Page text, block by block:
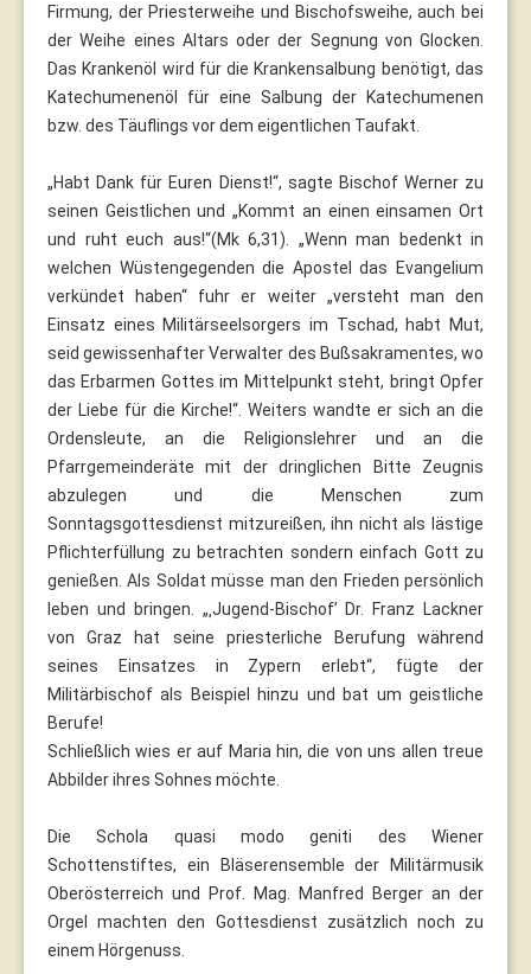
Firmung, der Priesterweihe und Bischofsweihe, auch bei
der Weihe eines Altars oder der Segnung von Glocken.
Das Krankenöl wird für die Krankensalbung benötigt, das
Katechumenenöl für eine Salbung der Katechumenen
bzw. des Täuflings vor dem eigentlichen Taufakt.
„Habt Dank für Euren Dienst!“, sagte Bischof Werner zu
seinen Geistlichen und „Kommt an einen einsamen Ort
und ruht euch aus!“(Mk 6,31). „Wenn man bedenkt in
welchen Wüstengegenden die Apostel das Evangelium
verkündet haben“ fuhr er weiter „versteht man den
Einsatz eines Militärseelsorgers im Tschad, habt Mut,
seid gewissenhafter Verwalter des Bußsakramentes, wo
das Erbarmen Gottes im Mittelpunkt steht, bringt Opfer
der Liebe für die Kirche!“. Weiters wandte er sich an die
Ordensleute, an die Religionslehrer und an die
Pfarrgemeinderäte mit der dringlichen Bitte Zeugnis
abzulegen und die Menschen zum
Sonntagsgottesdienst mitzureißen, ihn nicht als lästige
Pflichterfüllung zu betrachten sondern einfach Gott zu
genießen. Als Soldat müsse man den Frieden persönlich
leben und bringen. „‚Jugend-Bischof’ Dr. Franz Lackner
von Graz hat seine priesterliche Berufung während
seines Einsatzes in Zypern erlebt“, fügte der
Militärbischof als Beispiel hinzu und bat um geistliche
Berufe!
Schließlich wies er auf Maria hin, die von uns allen treue
Abbilder ihres Sohnes möchte.
Die Schola quasi modo geniti des Wiener
Schottenstiftes, ein Bläserensemble der Militärmusik
Oberösterreich und Prof. Mag. Manfred Berger an der
Orgel machten den Gottesdienst zusätzlich noch zu
einem Hörgenuss.